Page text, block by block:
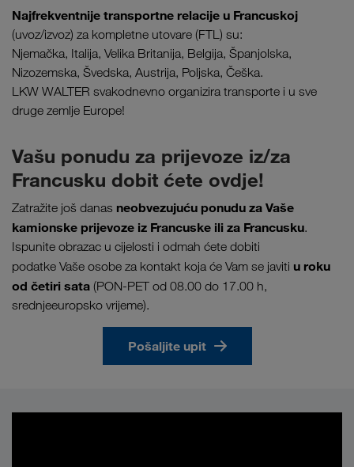
Najfrekventnije transportne relacije u Francuskoj
(uvoz/izvoz) za kompletne utovare (FTL) su:
Njemačka, Italija, Velika Britanija, Belgija, Španjolska,
Nizozemska, Švedska, Austrija, Poljska, Češka.
LKW WALTER svakodnevno organizira transporte i u sve
druge zemlje Europe!
Vašu ponudu za prijevoze iz/za
Francusku dobit ćete ovdje!
Zatražite još danas neobvezujuću ponudu za Vaše
kamionske prijevoze iz Francuske ili za Francusku.
Ispunite obrazac u cijelosti i odmah ćete dobiti
podatke Vaše osobe za kontakt koja će Vam se javiti u roku
od četiri sata (PON-PET od 08.00 do 17.00 h,
srednjeeuropsko vrijeme).
Pošaljite upit